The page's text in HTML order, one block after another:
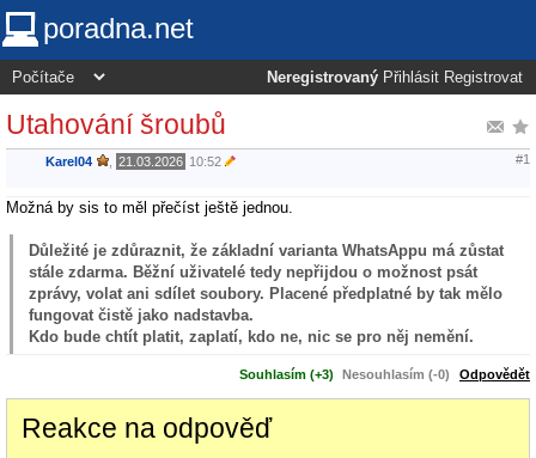
poradna.net
Neregistrovaný Přihlásit Registrovat
Utahování šroubů
Karel04 21.03.2026 10:52 #1
Možná by sis to měl přečíst ještě jednou.
Důležité je zdůraznit, že základní varianta WhatsAppu má zůstat
stále zdarma. Běžní uživatelé tedy nepřijdou o možnost psát
zprávy, volat ani sdílet soubory. Placené předplatné by tak mělo
fungovat čistě jako nadstavba.
Kdo bude chtít platit, zaplatí, kdo ne, nic se pro něj nemění.
Souhlasím (+3) Nesouhlasím (-0) Odpovědět
Reakce na odpověď